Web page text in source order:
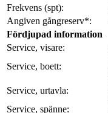
Frekvens (spt):
Angiven gångreserv*:
Fördjupad information
Service, visare:
Service, boett:
Service, urtavla:
Service, spänne: